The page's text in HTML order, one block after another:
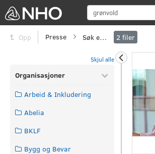
Opp Presse Søk etter 2 filer
Skjul alle
Organisasjoner
Arbeid & Inkludering
Abelia
BKLF
Bygg og Bevar